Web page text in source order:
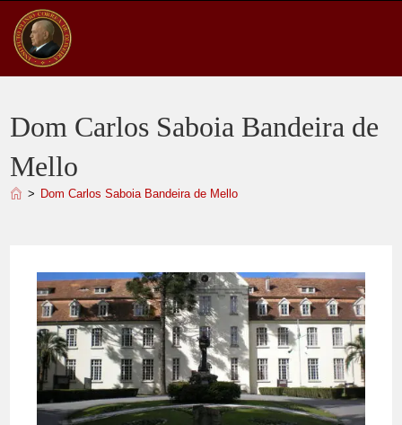
para
conteúdo
Dom Carlos Saboia Bandeira de
Mello
> Dom Carlos Saboia Bandeira de Mello